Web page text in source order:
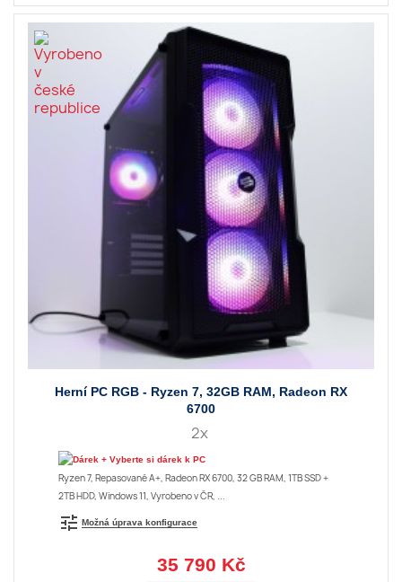
Herní PC RGB - Ryzen 7, 32GB RAM, Radeon RX
6700
2x
+ Vyberte si dárek k PC
Ryzen 7, Repasované A+, Radeon RX 6700, 32 GB RAM, 1TB SSD +
2TB HDD, Windows 11, Vyrobeno v ČR, ...
tune Možná úprava konfigurace
35 790 Kč